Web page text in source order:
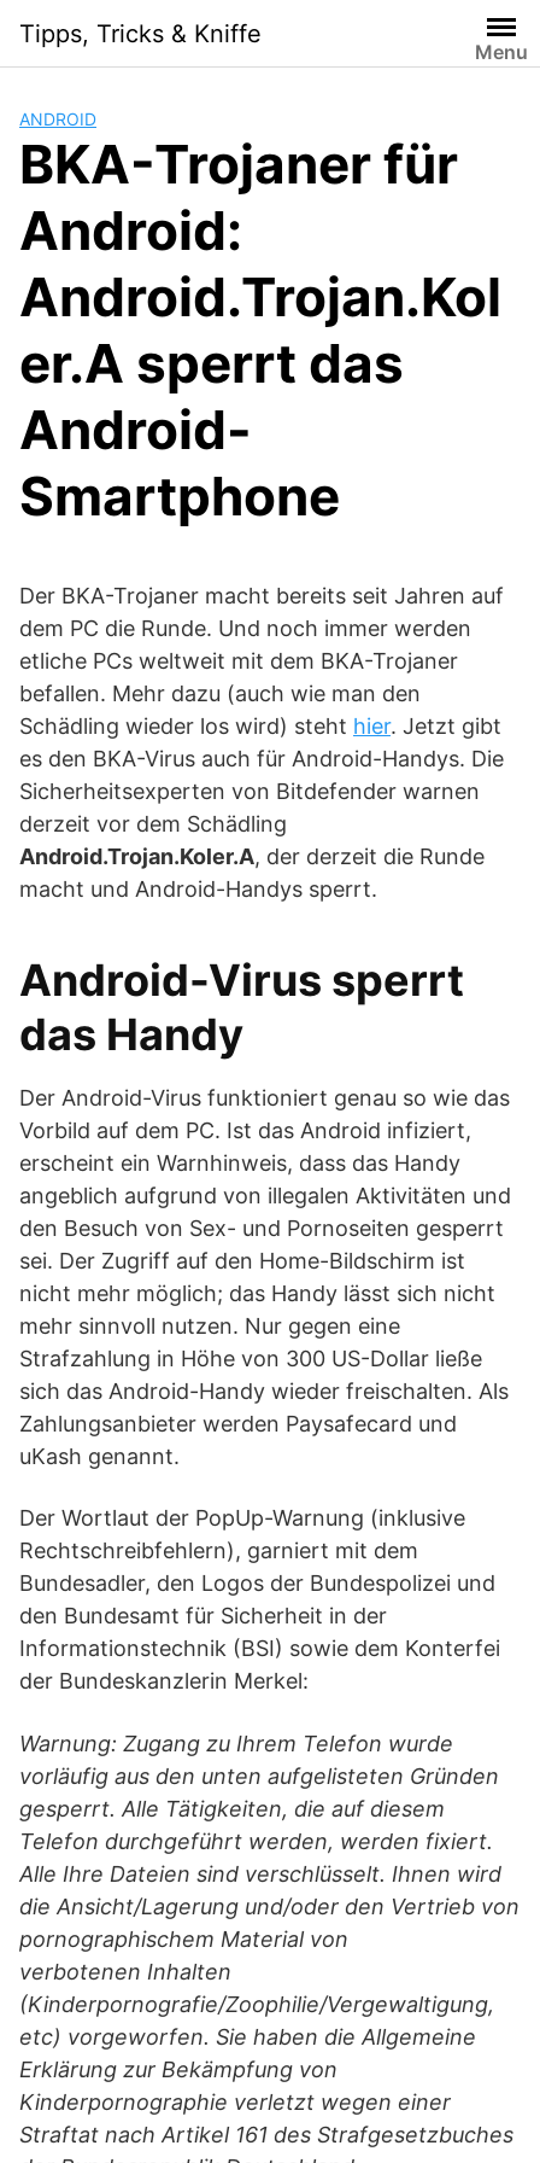
i
Tipps, Tricks & Kniffe
Menu
ANDROID
BKA-Trojaner für
Android:
Android.Trojan.Kol
er.A sperrt das
Android-
Smartphone
Der BKA-Trojaner macht bereits seit Jahren auf
dem PC die Runde. Und noch immer werden
etliche PCs weltweit mit dem BKA-Trojaner
befallen. Mehr dazu (auch wie man den
Schädling wieder los wird) steht hier. Jetzt gibt
es den BKA-Virus auch für Android-Handys. Die
Sicherheitsexperten von Bitdefender warnen
derzeit vor dem Schädling
Android.Trojan.Koler.A, der derzeit die Runde
macht und Android-Handys sperrt.
Android-Virus sperrt
das Handy
Der Android-Virus funktioniert genau so wie das
Vorbild auf dem PC. Ist das Android infiziert,
erscheint ein Warnhinweis, dass das Handy
angeblich aufgrund von illegalen Aktivitäten und
den Besuch von Sex- und Pornoseiten gesperrt
sei. Der Zugriff auf den Home-Bildschirm ist
nicht mehr möglich; das Handy lässt sich nicht
mehr sinnvoll nutzen. Nur gegen eine
Strafzahlung in Höhe von 300 US-Dollar ließe
sich das Android-Handy wieder freischalten. Als
Zahlungsanbieter werden Paysafecard und
uKash genannt.
Der Wortlaut der PopUp-Warnung (inklusive
Rechtschreibfehlern), garniert mit dem
Bundesadler, den Logos der Bundespolizei und
den Bundesamt für Sicherheit in der
Informationstechnik (BSI) sowie dem Konterfei
der Bundeskanzlerin Merkel:
Warnung: Zugang zu Ihrem Telefon wurde
vorläufig aus den unten aufgelisteten Gründen
gesperrt. Alle Tätigkeiten, die auf diesem
Telefon durchgeführt werden, werden fixiert.
Alle Ihre Dateien sind verschlüsselt. Ihnen wird
die Ansicht/Lagerung und/oder den Vertrieb von
pornographischem Material von
verbotenen Inhalten
(Kinderpornografie/Zoophilie/Vergewaltigung,
etc) vorgeworfen. Sie haben die Allgemeine
Erklärung zur Bekämpfung von
Kinderpornographie verletzt wegen einer
Straftat nach Artikel 161 des Strafgesetzbuches